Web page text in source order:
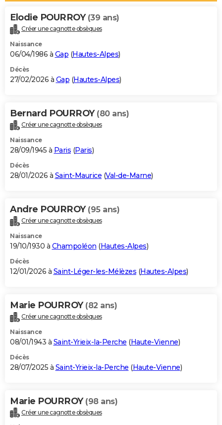
Alimentation
Guide de la santé
Maladies
Médicaments
Sommeil
VOYAGE
Destinations
City break
Voyage nature
Voyage de noces
Forum
Climat
+PHOTO
GUIDES D'ACHAT
BONS PLANS
Carte de Noël
Carte Bonne année
Carte Saint-Valentin
Carte Pâques
Carte d'anniversaire
DICTIONNAIRE
Dictionnaire
Biographies
Citations
Expressions
Proverbes
PROGRAMME TV
S'inscrire
Se connecter
Lycées
Collèges
Primaires
Universités
Entreprises
Service militaire
Avis de recherche
AVIS DE DÉCÈS
Bricolage
Lifestyle
Culture
Sport
Auto
Television
Voyage
Cinema
Elodie POURROY (39 ans)
Créer une cagnotte obsèques
Naissance
06/04/1986 à Gap (Hautes-Alpes)
Décès
27/02/2026 à Gap (Hautes-Alpes)
Bernard POURROY (80 ans)
Créer une cagnotte obsèques
Naissance
28/09/1945 à Paris (Paris)
Décès
28/01/2026 à Saint-Maurice (Val-de-Marne)
Andre POURROY (95 ans)
Créer une cagnotte obsèques
Naissance
19/10/1930 à Champoléon (Hautes-Alpes)
Décès
12/01/2026 à Saint-Léger-les-Mélèzes (Hautes-Alpes)
Marie POURROY (82 ans)
Créer une cagnotte obsèques
Naissance
08/01/1943 à Saint-Yrieix-la-Perche (Haute-Vienne)
Décès
28/07/2025 à Saint-Yrieix-la-Perche (Haute-Vienne)
Marie POURROY (98 ans)
Créer une cagnotte obsèques